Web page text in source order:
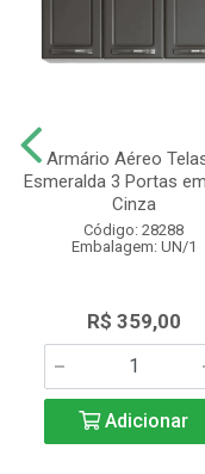
Armário Aéreo
Esmeralda 3 Portas
Cinza
Código: 28288
Embalagem: UN/1
R$ 359,00
Adicionar